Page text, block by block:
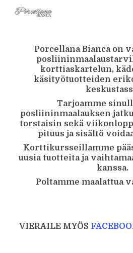
Skip
Porcellana Bianca on
korttiaskartelun,
käsityötuotteiden
Tarjoamme
posliininmaalauksen
torstaisin sekä
pituus ja sisältö
Korttikursseillamme
uusia tuotteita ja
kanssa.
Poltamme maalattua
VIERAILE MYÖS